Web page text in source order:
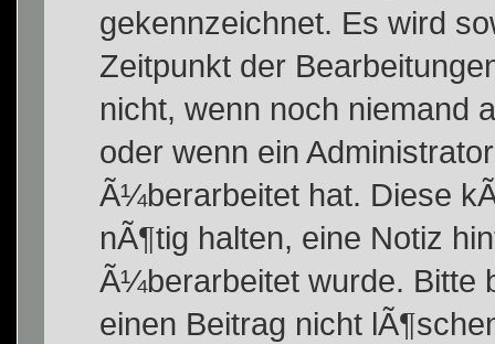
gekennzeichnet. Es wird
Zeitpunkt der
nicht, wenn noch niemand
oder wenn ein
Ã¼berarbeitet hat. Diese
nÃ¶tig halten, eine Notiz
Ã¼berarbeitet wurde. Bitte
einen Beitrag nicht